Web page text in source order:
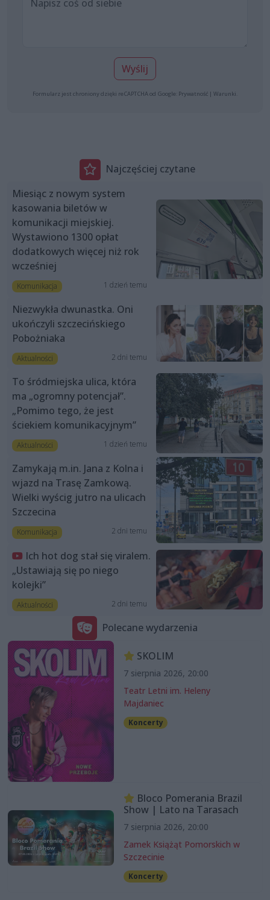
Wyślij
Formularz jest chroniony dzięki reCAPTCHA od Google: Prywatność | Warunki
Najczęściej czytane
Miesiąc z nowym system
kasowania biletów w
komunikacji miejskiej.
Wystawiono 1300 opłat
dodatkowych więcej niż rok
wcześniej
Komunikacja 1 dzień temu
Niezwykła dwunastka. Oni
ukończyli szczecińskiego
Pobożniaka
Aktualności 2 dni temu
To śródmiejska ulica, która
ma „ogromny potencjał”.
„Pomimo tego, że jest
ściekiem komunikacyjnym”
Aktualności 1 dzień temu
Zamykają m.in. Jana z Kolna i
wjazd na Trasę Zamkową.
Wielki wyścig jutro na ulicach
Szczecina
Komunikacja 2 dni temu
Ich hot dog stał się viralem.
„Ustawiają się po niego
kolejki”
Aktualności 2 dni temu
Polecane wydarzenia
SKOLIM
7 sierpnia 2026, 20:00
Teatr Letni im. Heleny
Majdaniec
Koncerty
Bloco Pomerania Brazil
Show | Lato na Tarasach
7 sierpnia 2026, 20:00
Zamek Książąt Pomorskich w
Szczecinie
Koncerty